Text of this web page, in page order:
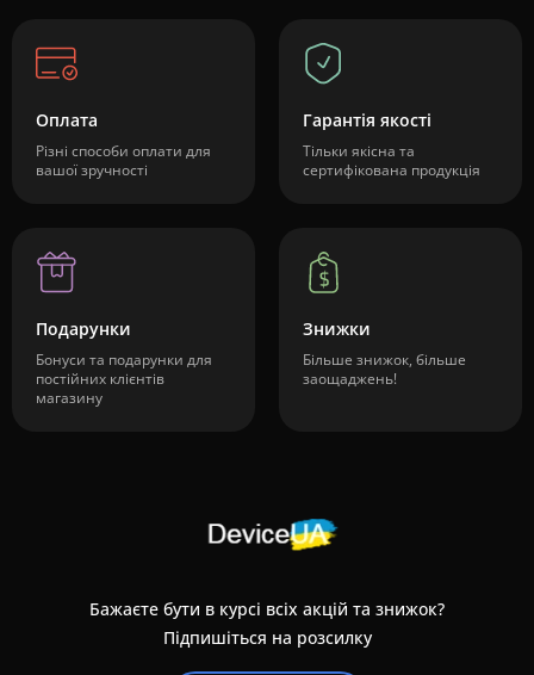
Оплата
Різні способи оплати для
вашої зручності
Гарантія якості
Тільки якісна та
сертифікована продукція
Подарунки
Бонуси та подарунки для
постійних клієнтів
магазину
Знижки
Більше знижок, більше
заощаджень!
Бажаєте бути в курсі всіх акцій та знижок?
Підпишіться на розсилку